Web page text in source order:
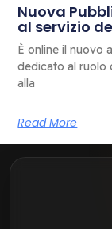
Nuova
al servizio
È online il nuovo
dedicato al ruolo
alla
Read More